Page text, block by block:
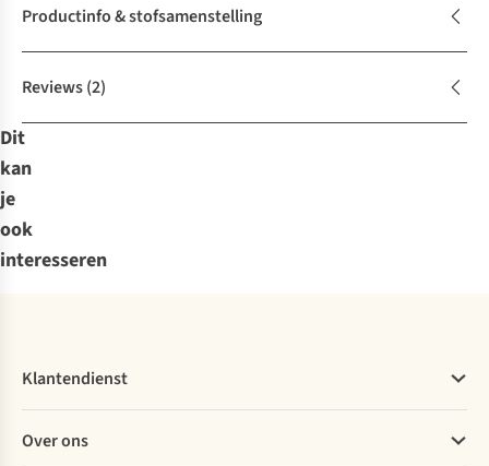
Productinfo & stofsamenstelling
Reviews(2)
Dit
kan
je
ook
interesseren
Klantendienst
Bestellen
Over ons